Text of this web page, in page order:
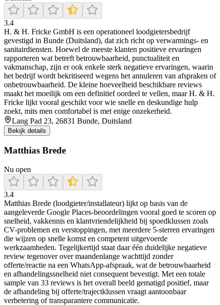
3.4
H. & H. Fricke GmbH is een operationeel loodgietersbedrijf
gevestigd in Bunde (Duitsland), dat zich richt op verwarmings- en
sanitairdiensten. Hoewel de meeste klanten positieve ervaringen
rapporteren wat betreft betrouwbaarheid, punctualiteit en
vakmanschap, zijn er ook enkele sterk negatieve ervaringen, waarin
het bedrijf wordt bekritiseerd wegens het annuleren van afspraken of
onbetrouwbaarheid. De kleine hoeveelheid beschikbare reviews
maakt het moeilijk om een definitief oordeel te vellen, maar H. & H.
Fricke lijkt vooral geschikt voor wie snelle en deskundige hulp
zoekt, mits men comfortabel is met enige onzekerheid.
Lang Pad 23, 26831 Bunde, Duitsland
Bekijk details
Matthias Brede
Nu open
3.4
Matthias Brede (loodgieter/installateur) lijkt op basis van de
aangeleverde Google Places-beoordelingen vooral goed te scoren op
snelheid, vakkennis en klantvriendelijkheid bij spoedklussen zoals
CV-problemen en verstoppingen, met meerdere 5-sterren ervaringen
die wijzen op snelle komst en competent uitgevoerde
werkzaamheden. Tegelijkertijd staat daar één duidelijke negatieve
review tegenover over maandenlange wachttijd zonder
offerte/reactie na een WhatsApp-afspraak, wat de betrouwbaarheid
en afhandelingssnelheid niet consequent bevestigt. Met een totale
sample van 33 reviews is het overall beeld gematigd positief, maar
de afhandeling bij offerte/trajectklussen vraagt aantoonbaar
verbetering of transparantere communicatie.